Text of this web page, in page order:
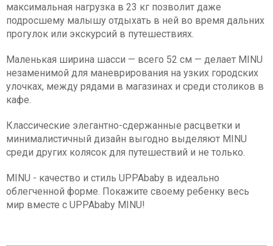
максимальная нагрузка в 23 кг позволит даже
подросшему малышу отдыхать в ней во время дальних
прогулок или экскурсий в путешествиях.
Маленькая ширина шасси — всего 52 см — делает MINU
незаменимой для маневрирования на узких городских
улочках, между рядами в магазинах и среди столиков в
кафе.
Классические элегантно-сдержанные расцветки и
минималистичный дизайн выгодно выделяют MINU
среди других колясок для путешествий и не только.
MINU - качество и стиль UPPAbaby в идеально
облегченной форме. Покажите своему ребенку весь
мир вместе с UPPAbaby MINU!